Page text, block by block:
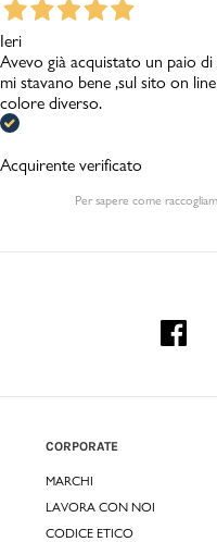
Ieri
Avevo già acquistato un paio
mi stavano bene ,sul sito on
colore diverso.
Acquirente verificato
Per sapere come
CORPORATE
MARCHI
LAVORA CON NOI
CODICE ETICO